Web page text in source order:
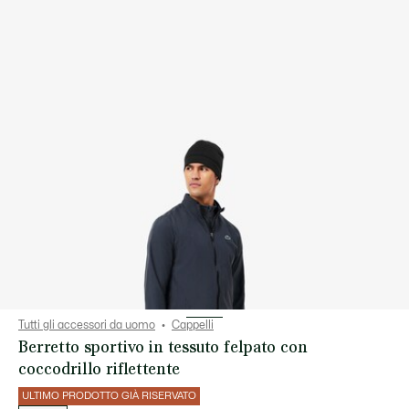
Tutti gli accessori da uomo Cappelli
Berretto sportivo in tessuto felpato con
coccodrillo riflettente
ULTIMO PRODOTTO GIÀ RISERVATO